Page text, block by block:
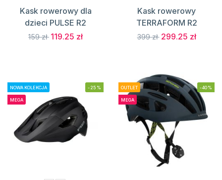
Kask rowerowy dla
dzieci PULSE R2
159 zł 119.25 zł
Kask rowerowy
TERRAFORM R2
399 zł 299.25 zł
NOWA KOLEKCJA
MEGA
-25% OUTLET
MEGA
-40%